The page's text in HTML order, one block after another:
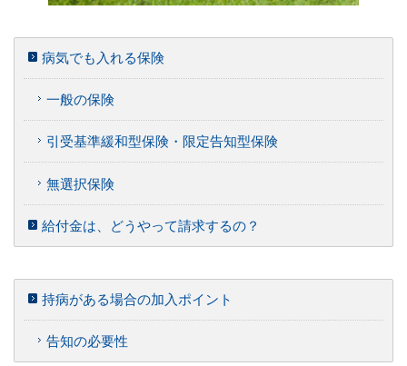
病気でも入れる保険
一般の保険
引受基準緩和型保険・限定告知型保険
無選択保険
給付金は、どうやって請求するの？
持病がある場合の加入ポイント
告知の必要性